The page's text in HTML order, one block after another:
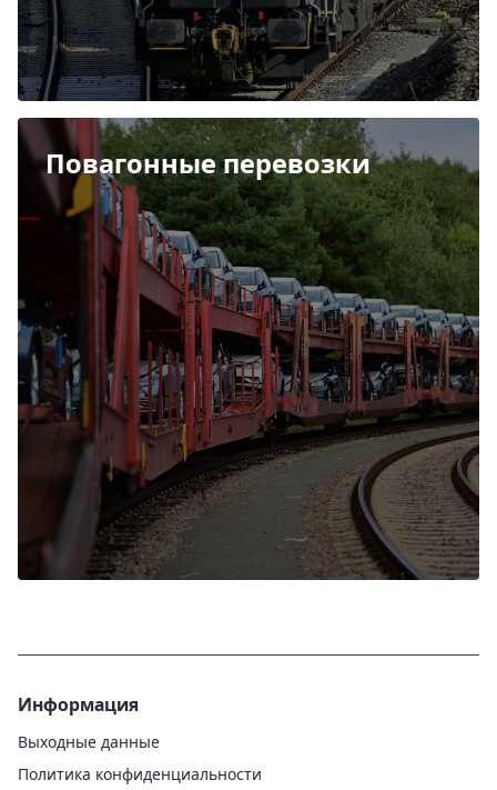
Повагонные перевозки
Информация
Выходные данные
Политика конфиденциальности